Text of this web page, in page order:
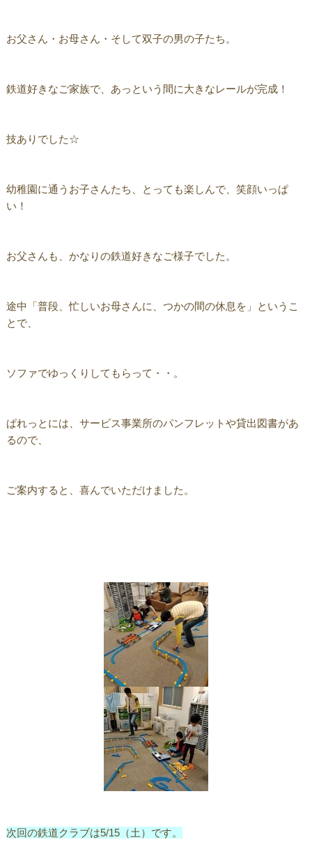
お父さん・お母さん・そして双子の男の子たち。
鉄道好きなご家族で、あっという間に大きなレールが完成！
技ありでした☆
幼稚園に通うお子さんたち、とっても楽しんで、笑顔いっぱ
い！
お父さんも、かなりの鉄道好きなご様子でした。
途中「普段、忙しいお母さんに、つかの間の休息を」というこ
とで、
ソファでゆっくりしてもらって・・。
ぱれっとには、サービス事業所のパンフレットや貸出図書があ
るので、
ご案内すると、喜んでいただけました。
次回の鉄道クラブは5/15（土）です。